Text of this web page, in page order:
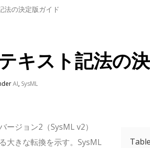
法の決定版ガイド
キスト記法の
AI, SysML
ージョン2（SysML v2）
大きな転換を示す。SysML